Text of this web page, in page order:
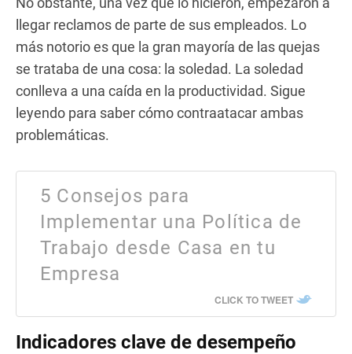
llegar reclamos de parte de sus empleados. Lo
más notorio es que la gran mayoría de las quejas
se trataba de una cosa: la soledad. La soledad
conlleva a una caída en la productividad. Sigue
leyendo para saber cómo contraatacar ambas
problemáticas.
5 Consejos para
Implementar una Política de
Trabajo desde Casa en tu
Empresa
CLICK TO TWEET
Indicadores clave de desempeño